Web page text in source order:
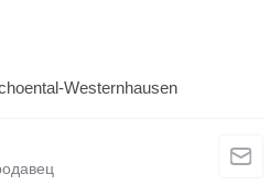
Westernhausen